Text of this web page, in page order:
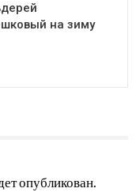
на зиму
опубликован.